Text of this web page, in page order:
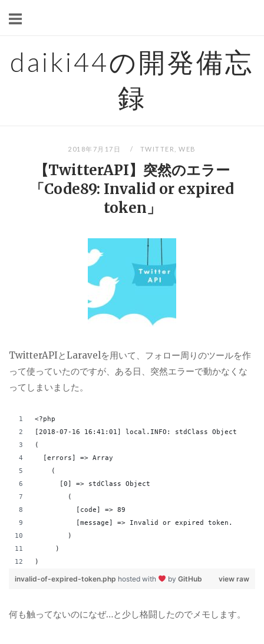
daiki44の開発備忘
録
2018年7月17日 TWITTER ,WEB
【TwitterAPI】突然のエラー
「Code89: Invalid or expired
token」
TwitterAPIとLaravelを用いて、フォロー周りのツールを作
って使っていたのですが、ある日、突然エラーで動かなくな
ってしまいました。
<?php
[2018-07-16 16:41:01] local.INFO: stdClass Object
(
  [errors] => Array
    (
      [0] => stdClass Object
        (
          [code] => 89
          [message] => Invalid or expired token.
        )
     )
)
view raw
invalid-of-expired-token.php hosted with by GitHub
何も触ってないのになぜ…と少し格闘したのでメモします。